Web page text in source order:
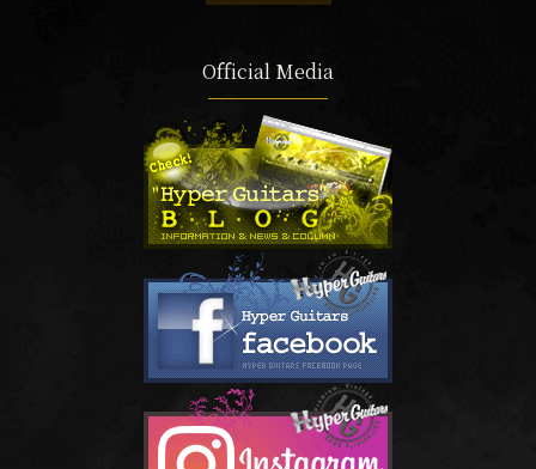
Official Media